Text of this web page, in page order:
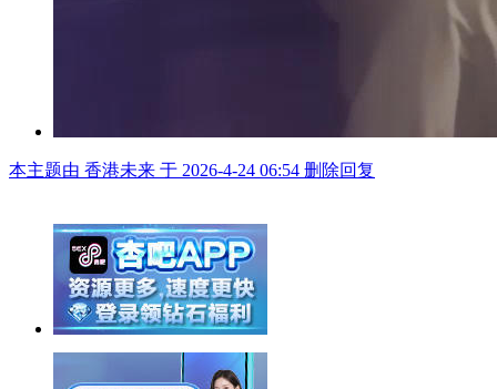
本主题由 香港未来 于 2026-4-24 06:54 删除回复